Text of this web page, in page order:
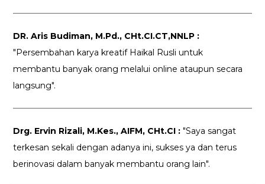
DR. Aris Budiman, M.Pd., CHt.CI.CT,NNLP :
"Persembahan karya kreatif Haikal Rusli untuk
membantu banyak orang melalui online ataupun secara
langsung".
Drg. Ervin Rizali, M.Kes., AIFM, CHt.CI : "Saya sangat
terkesan sekali dengan adanya ini, sukses ya dan terus
berinovasi dalam banyak membantu orang lain".